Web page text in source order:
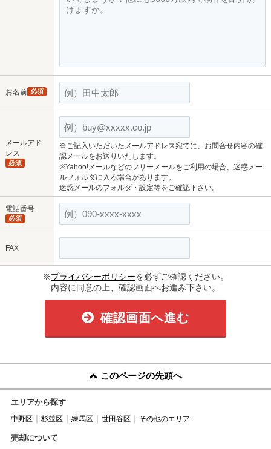
お名前 必須
メールアド
レス
必須
※ご記入いただいたメールアドレス宛てに、お問合せ内容の確
認メールをお送りいたします。
※Yahoo!メールなどのフリーメールをご利用の場合、迷惑メー
ルフォルダに入る場合があります。
迷惑メールのフォルダ・設定等をご確認下さい。
電話番号
必須
FAX
※プライバシーポリシーを必ずご確認ください。
内容に同意の上、確認画面へお進み下さい。
確認画面へ進む
このページの先頭へ
エリアから探す
中野区 杉並区 練馬区 世田谷区 その他のエリア
売却について